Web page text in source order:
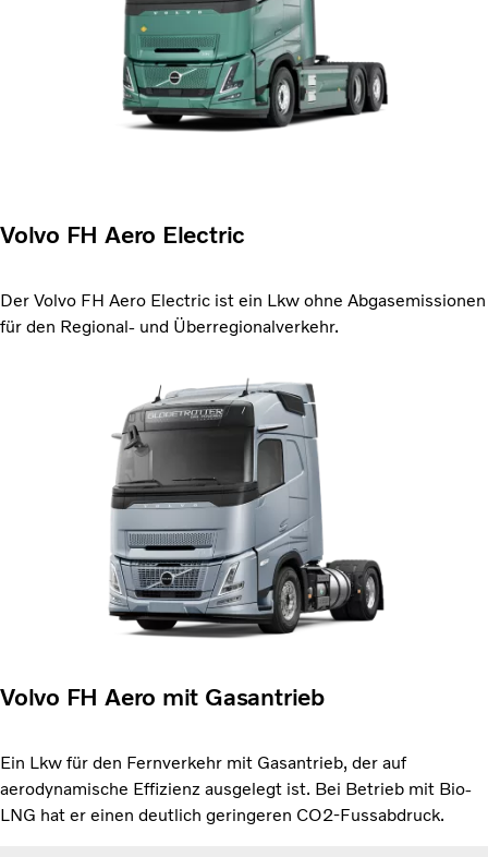
Volvo FH Aero Electric
Der Volvo FH Aero Electric ist ein Lkw ohne Abgasemissionen
für den Regional- und Überregionalverkehr.
Volvo FH Aero mit Gasantrieb
Ein Lkw für den Fernverkehr mit Gasantrieb, der auf
aerodynamische Effizienz ausgelegt ist. Bei Betrieb mit Bio-
LNG hat er einen deutlich geringeren CO2-Fussabdruck.